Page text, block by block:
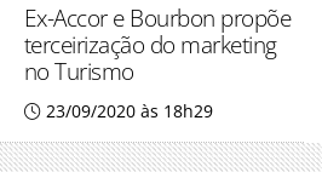
Ex-Accor e Bourbon propõe
terceirização do marketing
no Turismo
23/09/2020 às 18h29